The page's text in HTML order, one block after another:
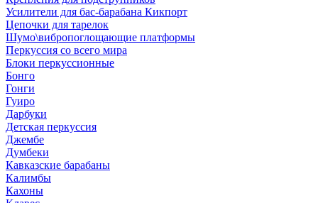
Усилители для бас-барабана Кикпорт
Цепочки для тарелок
Шумо\вибропоглощающие платформы
Перкуссия со всего мира
Блоки перкуссионные
Бонго
Гонги
Гуиро
Дарбуки
Детская перкуссия
Джембе
Думбеки
Кавказские барабаны
Калимбы
Кахоны